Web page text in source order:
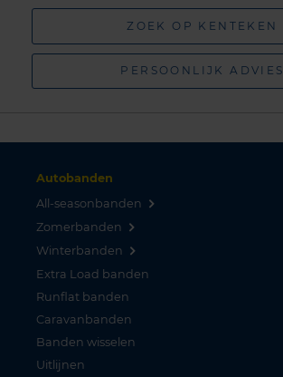
ZOEK OP KENTEKEN
PERSOONLIJK ADVIES
Autobanden
All-seasonbanden
Zomerbanden
Winterbanden
Extra Load banden
Runflat banden
Caravanbanden
Banden wisselen
Uitlijnen